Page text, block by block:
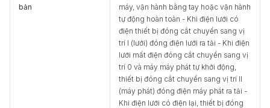
bản
máy, vận hành bằng tay hoặc vận hành
tự động hoàn toàn - Khi điện lưới có
điện thiết bị đóng cắt chuyển sang vị
trí I (lưới) đóng điện lưới ra tải - Khi điện
lưới mất điện đóng cắt chuyển sang vị
trí 0 và máy máy phát tự khởi động,
thiết bị đóng cắt chuyển sang vị trí II
(máy phát) đóng điện máy phát ra tải -
Khi điện lưới có điện lại, thiết bị đóng